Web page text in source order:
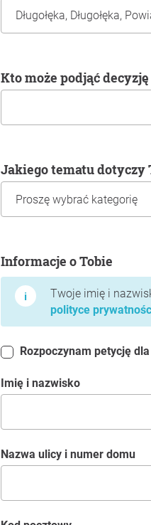
Kto może podjąć
Jakiego tematu
Informacje o Tobie
Twoje imię i
polityce
Rozpoczynam petycję
Imię i nazwisko
Nazwa ulicy i numer domu